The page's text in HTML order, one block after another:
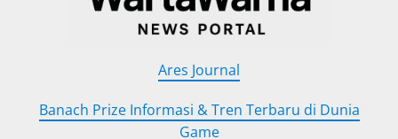
Ares Journal
Banach Prize Informasi & Tren Terbaru di Dunia
Game